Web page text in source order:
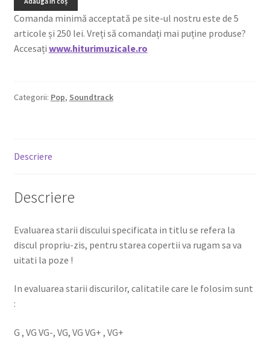
Comanda minimă acceptată pe site-ul nostru este de 5
articole și 250 lei. Vreți să comandați mai puține produse?
Accesați www.hiturimuzicale.ro
Categorii: Pop, Soundtrack
Descriere
Descriere
Evaluarea starii discului specificata in titlu se refera la
discul propriu-zis, pentru starea copertii va rugam sa va
uitati la poze !
In evaluarea starii discurilor, calitatile care le folosim sunt
:
G , VG VG-, VG, VG VG+ , VG+